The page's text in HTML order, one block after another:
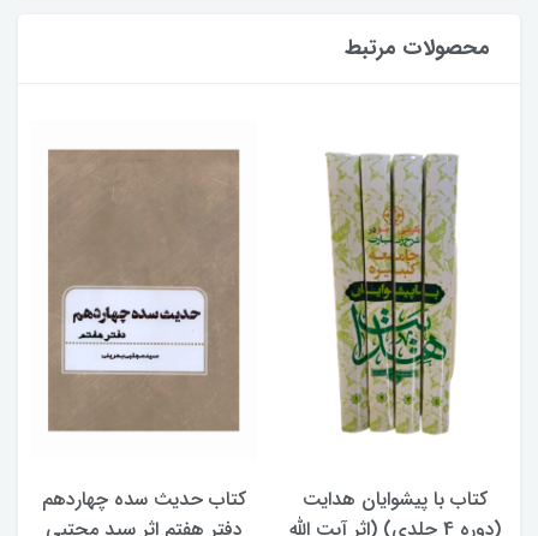
محصولات مرتبط
با پیشوایان هدایت
(دوره 4 جلدی) (اثر آیت الله
کتاب حدیث سده چهاردهم
دفتر هفتم اثر سید مجتبی
کتاب